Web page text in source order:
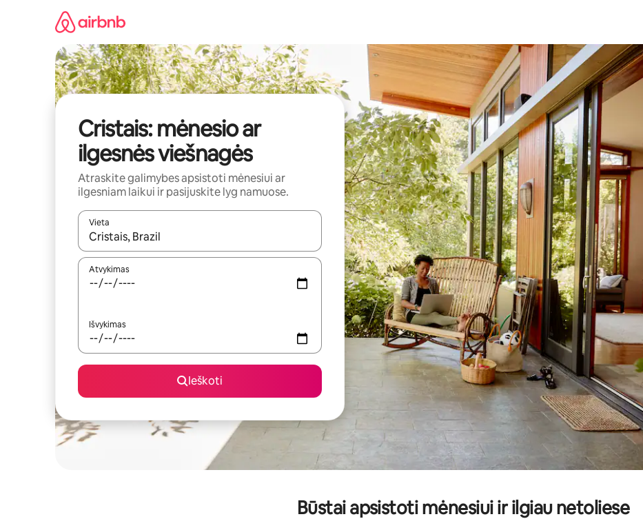
Cristais: mėnesio ar
ilgesnės viešnagės
Atraskite galimybes apsistoti mėnesiui ar
ilgesniam laikui ir pasijuskite lyg namuose.
Vieta
Kai pasirodys paieškos rezultatai, juos naršyti galite naudodami rodykles aukštyn ir žemyn arba liesdami ir braukdami per
Atvykimas
Išvykimas
Ieškoti
Būstai apsistoti mėnesiui ir ilgiau netoliese